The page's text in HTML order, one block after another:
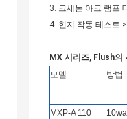
3. 크세논 아크 램프
4. 힌지 작동 테스트
MX 시리즈, Flush의
모델
방법
MXP-A 110